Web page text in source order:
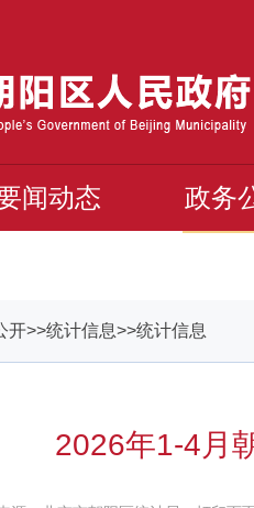
闻动态 政务
开>>统计信息>>统计信息
2026年1-4月